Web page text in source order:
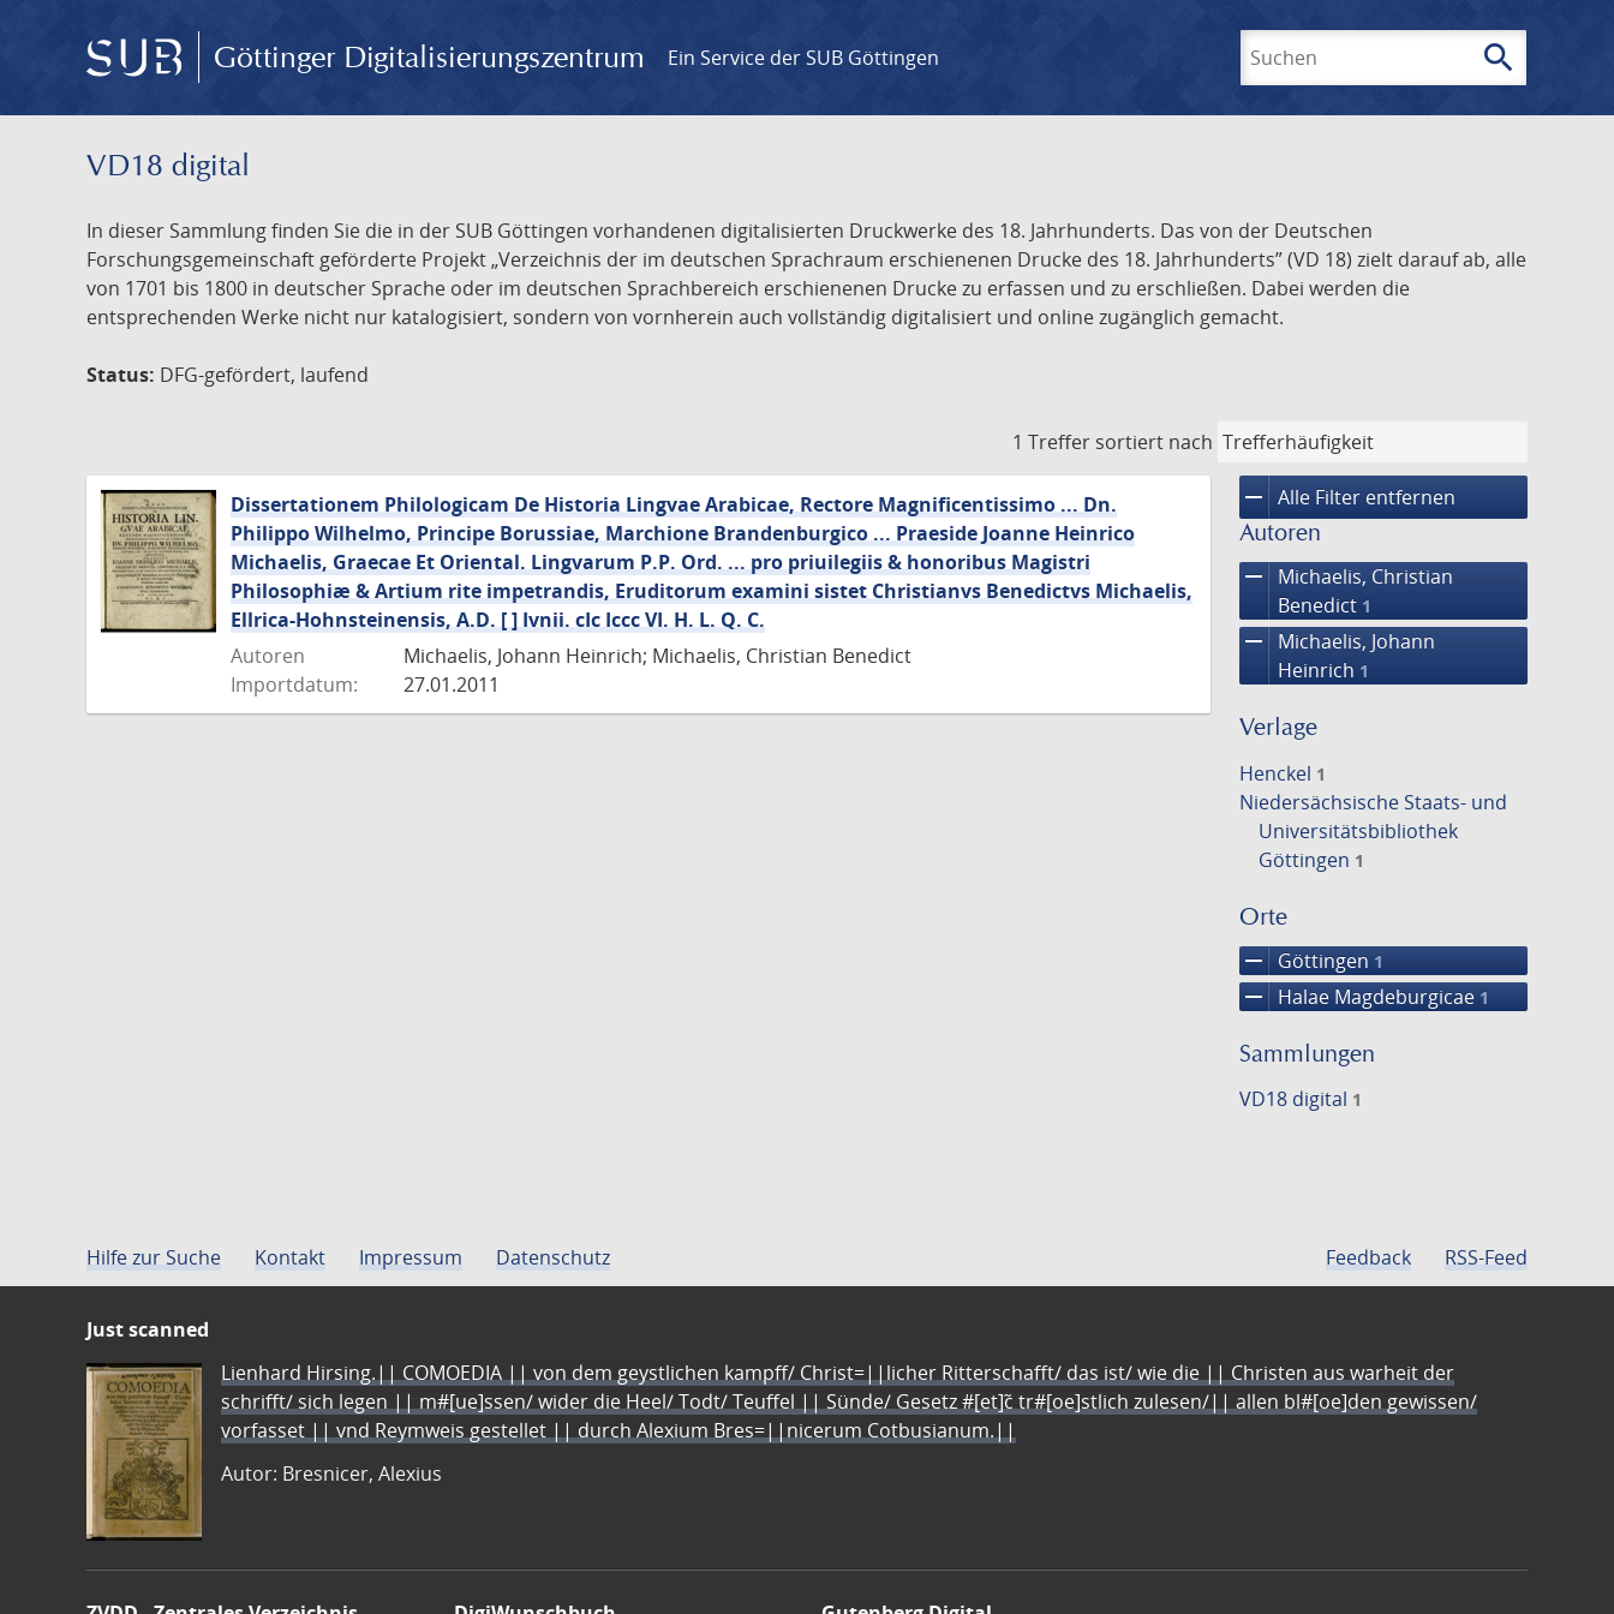
Göttinger Digitalisierungszentrum Ein Service der SUB Göttingen search
VD18 digital
In dieser Sammlung finden Sie die in der SUB Göttingen vorhandenen digitalisierten Druckwerke des 18. Jahrhunderts. Das von der Deutschen
Forschungsgemeinschaft geförderte Projekt „Verzeichnis der im deutschen Sprachraum erschienenen Drucke des 18. Jahrhunderts” (VD 18) zielt darauf ab, alle
von 1701 bis 1800 in deutscher Sprache oder im deutschen Sprachbereich erschienenen Drucke zu erfassen und zu erschließen. Dabei werden die
entsprechenden Werke nicht nur katalogisiert, sondern von vornherein auch vollständig digitalisiert und online zugänglich gemacht.
Status: DFG-gefördert, laufend
1 Treffer sortiert nach
remove Alle Filter entfernen
Autoren
remove
Michaelis, Christian
Benedict 1
remove
Michaelis, Johann
Heinrich 1
Verlage
Henckel 1
Niedersächsische Staats- und
Universitätsbibliothek
Göttingen 1
Orte
remove Göttingen 1
remove Halae Magdeburgicae 1
Sammlungen
VD18 digital 1
Dissertationem Philologicam De Historia Lingvae Arabicae, Rectore Magnificentissimo ... Dn.
Philippo Wilhelmo, Principe Borussiae, Marchione Brandenburgico ... Praeside Joanne Heinrico
Michaelis, Graecae Et Oriental. Lingvarum P.P. Ord. ... pro priuilegiis & honoribus Magistri
Philosophiæ & Artium rite impetrandis, Eruditorum examini sistet Christianvs Benedictvs Michaelis,
Ellrica-Hohnsteinensis, A.D. [ ] Ivnii. cIc Iccc VI. H. L. Q. C.
Autoren
Michaelis, Johann Heinrich; Michaelis, Christian Benedict
Importdatum:
27.01.2011
Hilfe zur Suche Kontakt Impressum Datenschutz Feedback RSS-Feed
Just scanned
Lienhard Hirsing.|| COMOEDIA || von dem geystlichen kampff/ Christ=||licher Ritterschafft/ das ist/ wie die || Christen aus warheit der
schrifft/ sich legen || m#[ue]ssen/ wider die Heel/ Todt/ Teuffel || Sünde/ Gesetz #[et]c̃ tr#[oe]stlich zulesen/|| allen bl#[oe]den gewissen/
vorfasset || vnd Reymweis gestellet || durch Alexium Bres=||nicerum Cotbusianum.||
Autor: Bresnicer, Alexius